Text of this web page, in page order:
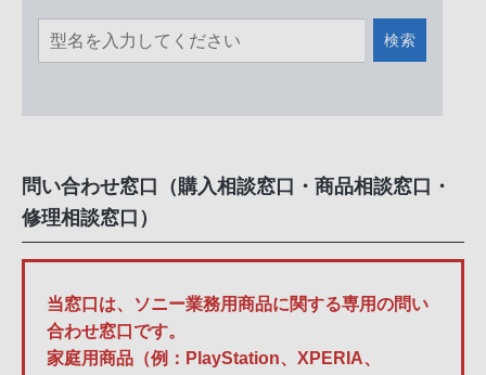
検索
問い合わせ窓口（購入相談窓口・商品相談窓口・
修理相談窓口）
当窓口は、ソニー業務用商品に関する専用の問い
合わせ窓口です。
家庭用商品（例：PlayStation、XPERIA、